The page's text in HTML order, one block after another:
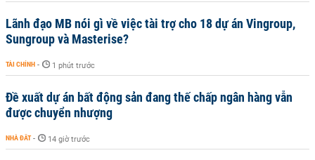
Lãnh đạo MB nói gì về việc tài trợ cho 18 dự án Vingroup,
Sungroup và Masterise?
TÀI CHÍNH - 1 phút trước
Đề xuất dự án bất động sản đang thế chấp ngân hàng vẫn
được chuyển nhượng
NHÀ ĐẤT - 14 giờ trước